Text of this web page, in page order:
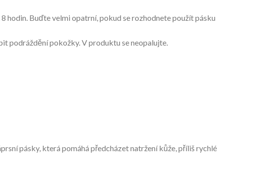
hodin. Buďte velmi opatrní, pokud se rozhodnete použít pásku
podráždění pokožky. V produktu se neopalujte.
pásky, která pomáhá předcházet natržení kůže, příliš rychlé